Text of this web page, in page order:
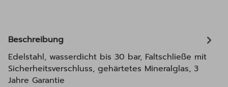
Beschreibung
Edelstahl, wasserdicht bis 30 bar, Faltschließe mit
Sicherheitsverschluss, gehärtetes Mineralglas, 3
Jahre Garantie